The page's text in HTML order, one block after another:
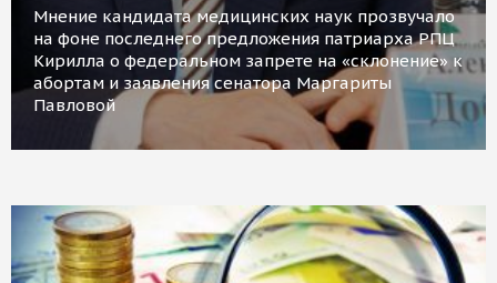
Мнение кандидата медицинских наук прозвучало
на фоне последнего предложения патриарха РПЦ
Кирилла о федеральном запрете на «склонение» к
абортам и заявления сенатора Маргариты
Павловой